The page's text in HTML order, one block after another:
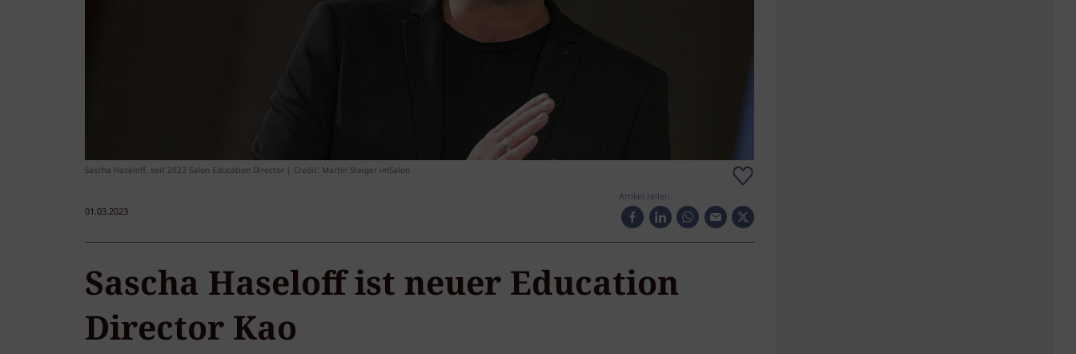
Sascha Haseloff, seit 2023 Salon Education Director | Credit: Martin Steiger imSalon
01.03.2023
Artikel teilen:
Sascha Haseloff ist neuer Education
Director Kao